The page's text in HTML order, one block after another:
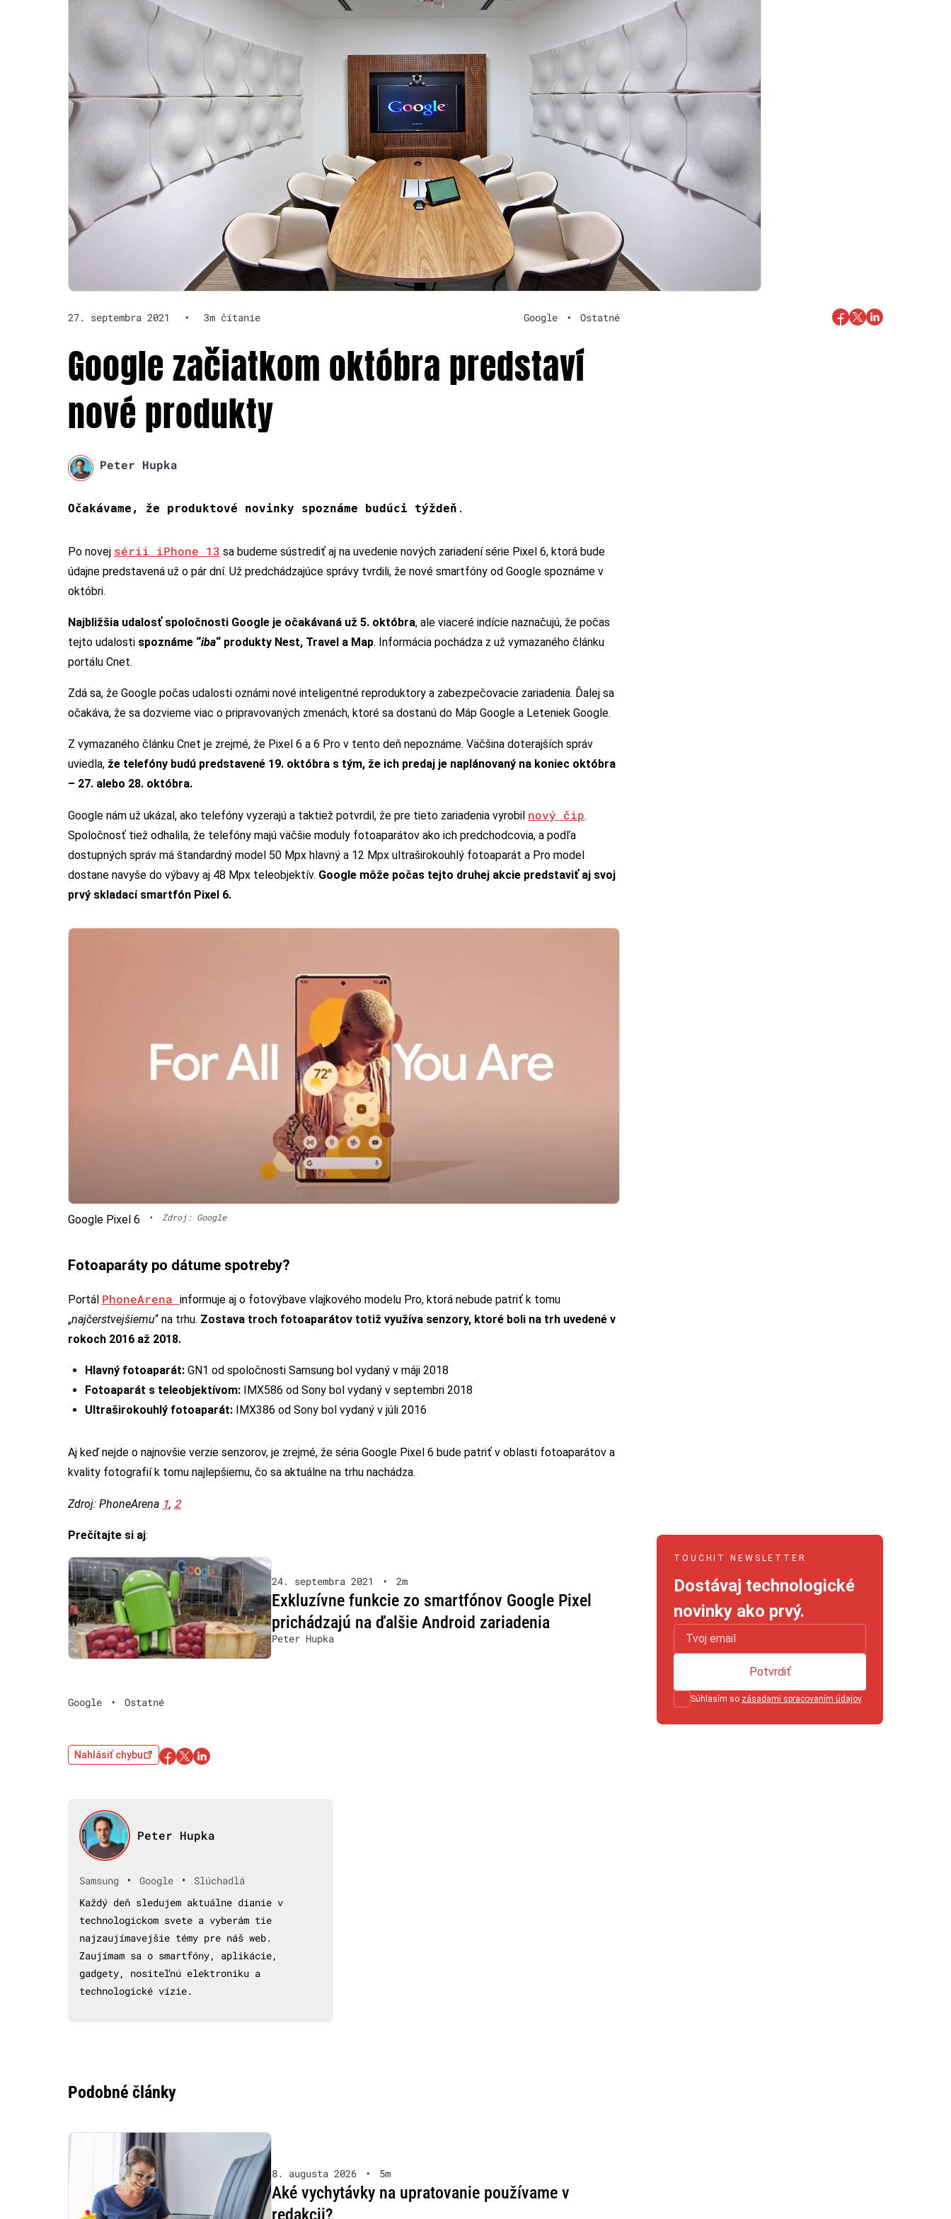
27. septembra 2021 • 3m čítanie Google • Ostatné
Google začiatkom októbra predstaví
nové produkty
Peter Hupka
Očakávame, že produktové novinky spoznáme budúci týždeň .
Po novej sérii iPhone 13 sa budeme sústrediť aj na uvedenie nových zariadení série Pixel 6, ktorá bude
údajne predstavená už o pár dní. Už predchádzajúce správy tvrdili, že nové smartfóny od Google spoznáme v
októbri.
Najbližšia udalosť spoločnosti Google je očakávaná už 5. októbra, ale viaceré indície naznačujú, že počas
tejto udalosti spoznáme “iba“ produkty Nest, Travel a Map. Informácia pochádza z už vymazaného článku
portálu Cnet.
Zdá sa, že Google počas udalosti oznámi nové inteligentné reproduktory a zabezpečovacie zariadenia. Ďalej sa
očakáva, že sa dozvieme viac o pripravovaných zmenách, ktoré sa dostanú do Máp Google a Leteniek Google.
Z vymazaného článku Cnet je zrejmé, že Pixel 6 a 6 Pro v tento deň nepoznáme. Väčšina doterajších správ
uviedla, že telefóny budú predstavené 19. októbra s tým, že ich predaj je naplánovaný na koniec októbra
– 27. alebo 28. októbra.
Google nám už ukázal, ako telefóny vyzerajú a taktiež potvrdil, že pre tieto zariadenia vyrobil nový čip.
Spoločnosť tiež odhalila, že telefóny majú väčšie moduly fotoaparátov ako ich predchodcovia, a podľa
dostupných správ má štandardný model 50 Mpx hlavný a 12 Mpx ultraširokouhlý fotoaparát a Pro model
dostane navyše do výbavy aj 48 Mpx teleobjektív. Google môže počas tejto druhej akcie predstaviť aj svoj
prvý skladací smartfón Pixel 6.
Google Pixel 6 • Zdroj: Google
Fotoaparáty po dátume spotreby?
Portál PhoneArena informuje aj o fotovýbave vlajkového modelu Pro, ktorá nebude patriť k tomu
„najčerstvejšiemu“ na trhu. Zostava troch fotoaparátov totiž využíva senzory, ktoré boli na trh uvedené v
rokoch 2016 až 2018.
Hlavný fotoaparát: GN1 od spoločnosti Samsung bol vydaný v máji 2018
Fotoaparát s teleobjektívom: IMX586 od Sony bol vydaný v septembri 2018
Ultraširokouhlý fotoaparát: IMX386 od Sony bol vydaný v júli 2016
Aj keď nejde o najnovšie verzie senzorov, je zrejmé, že séria Google Pixel 6 bude patriť v oblasti fotoaparátov a
kvality fotografií k tomu najlepšiemu, čo sa aktuálne na trhu nachádza.
Zdroj: PhoneArena 1, 2
Prečítajte si aj:
24. septembra 2021 • 2m
Exkluzívne funkcie zo smartfónov Google Pixel
prichádzajú na ďalšie Android zariadenia
Peter Hupka
Google • Ostatné
Nahlásiť chybu
Peter Hupka
Samsung • Google •
Slúchadlá
Každý deň sledujem aktuálne dianie v
technologickom svete a vyberám tie
najzaujímavejšie témy pre náš web.
Zaujímam sa o smartfóny, aplikácie,
gadgety, nositeľnú elektroniku a
technologické vízie.
Podobné články
8. augusta 2026 • 5m
Aké vychytávky na upratovanie používame v
redakcii?
TOUCHIT NEWSLETTER
Dostávaj technologické
novinky ako prvý.
Súhlasím so zásadami spracovaním údajov.
Potvrdiť